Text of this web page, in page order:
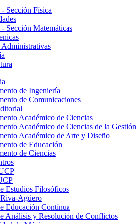
Sección Física
Sección Matemáticas
Administrativas
de Ingeniería
de Comunicaciones
Académico de Ciencias
Académico de Ciencias de la Gestión
Académico de Arte y Diseño
de Educación
de Ciencias
Estudios Filosóficos
Agüero
Educación Contínua
Análisis y Resolución de Conflictos